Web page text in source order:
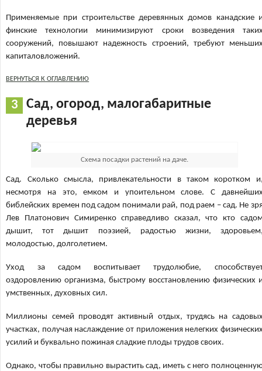
Применяемые при строительстве деревянных домов канадские
финские технологии минимизируют сроки возведения
сооружений, повышают надежность строений, требуют
капиталовложений.
ВЕРНУТЬСЯ К ОГЛАВЛЕНИЮ
Сад, огород, малогабаритные
деревья
Схема посадки растений на даче.
Сад. Сколько смысла, привлекательности в таком коротком
несмотря на это, емком и упоительном слове. С
библейских времен под садом понимали рай, под раем – сад. Не
Лев Платонович Симиренко справедливо сказал, что кто
дышит, тот дышит поэзией, радостью жизни,
молодостью, долголетием.
Уход за садом воспитывает трудолюбие,
оздоровлению организма, быстрому восстановлению физических
умственных, духовных сил.
Миллионы семей проводят активный отдых, трудясь на
участках, получая наслаждение от приложения нелегких
усилий и буквально пожиная сладкие плоды трудов своих.
Однако, чтобы правильно вырастить сад, иметь с него